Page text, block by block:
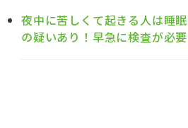
夜中に苦しくて起きる人は睡
の疑いあり！早急に検査が必要